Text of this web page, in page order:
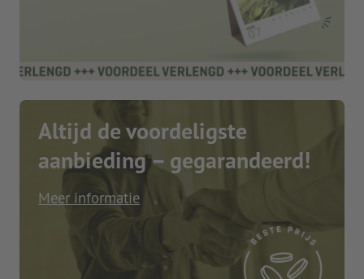
Altijd de voordeligste
aanbieding – gegarandeerd!
Meer informatie